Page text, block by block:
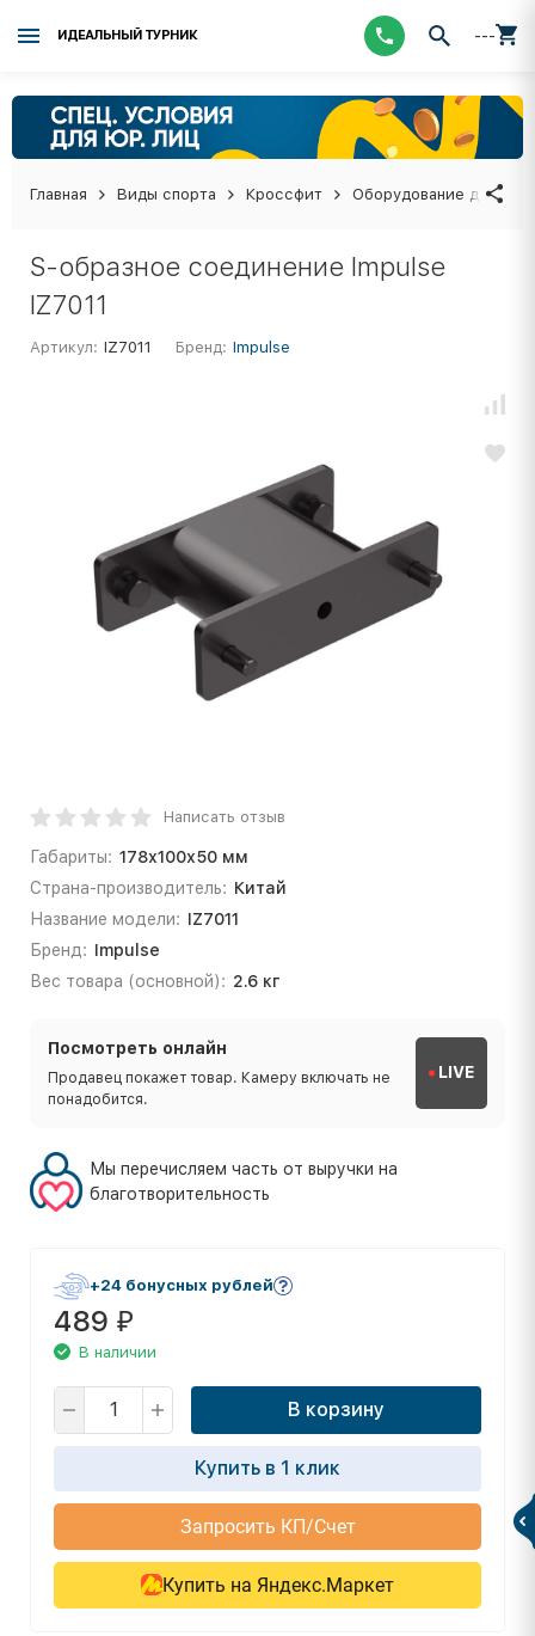
ИДЕАЛЬНЫЙ ТУРНИК ---
Главная Виды спорта Кроссфит Оборудование для
S-образное соединение Impulse
IZ7011
Артикул: IZ7011 Бренд: Impulse
Написать отзыв
Габариты: 178х100х50 мм
Страна-производитель: Китай
Название модели: IZ7011
Бренд: Impulse
Вес товара (основной): 2.6 кг
Посмотреть онлайн
Продавец покажет товар. Камеру включать не
понадобится.
LIVE
Мы перечисляем часть от выручки на
благотворительность
+24 бонусных рублей
489 ₽
В наличии
В корзину
Купить в 1 клик
Запросить КП/Счет
Купить на Яндекс.Маркет